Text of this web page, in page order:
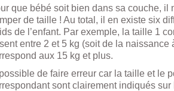
que bébé soit bien dans sa couche, il
de taille ! Au total, il en existe six
de l’enfant. Par exemple, la taille 1
entre 2 et 5 kg (soit de la naissance
aux 15 kg et plus.
de faire erreur car la taille et le
sont clairement indiqués sur